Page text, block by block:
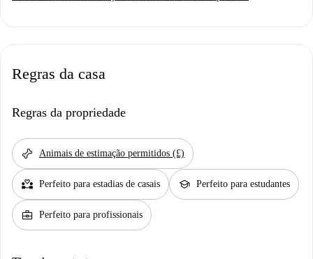
Regras da casa
Regras da propriedade
pet_supplies Animais de estimação permitidos (£)
partner_heart Perfeito para estadias de casais school Perfeito para estudantes
business_center Perfeito para profissionais